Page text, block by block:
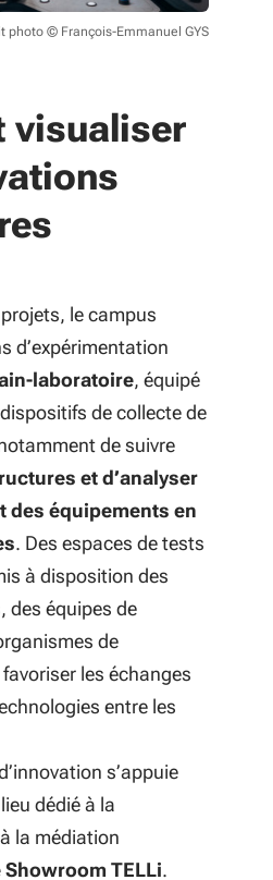
photo © François-Emmanuel GYS
visualiser
le campus
d’expérimentation
laboratoire, équipé
de collecte de
de suivre
et d’analyser
des équipements en
. Des espaces de tests
à disposition des
des équipes de
de
les échanges
entre les
s’appuie
dédié à la
la médiation
Showroom TELLi.